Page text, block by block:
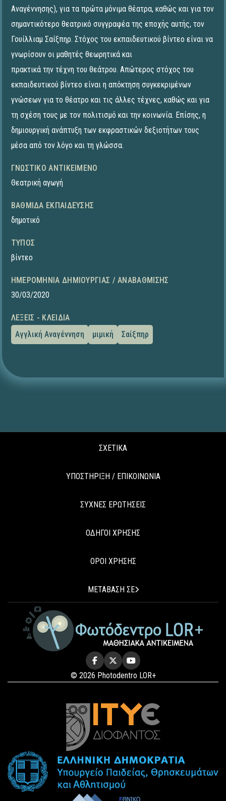
Αναγέννησης), για τα πρώτα μόνιμα θέατρα, καθώς και για τον
σημαντικότερο θεατρικό συγγραφέα της εποχής αυτής, τον
Γουίλλιαμ Σαίξπηρ. Στόχος του εκπαιδευτικού βίντεο είναι να
γνωρίσουν οι μαθητές θεωρητικά και
πρακτικά την τέχνη του θεάτρου. Απώτερος στόχος του
εκπαιδευτικού βίντεο είναι η απόκτηση συγκεκριμένων
γνώσεων για το θέατρο και τις άλλες τέχνες, καθώς και για
τη σχέση τους με τον πολιτισμό και την κοινωνία. Επίσης, η
δημιουργική ανάπτυξη των εκφραστικών δεξιοτήτων τους
μέσα από τον λόγο και τη γλώσσα.
ΓΝΩΣΤΙΚΌ ΑΝΤΙΚΕΊΜΕΝΟ
Θεατρική αγωγή
ΒΑΘΜΊΔΑ ΕΚΠΑΊΔΕΥΣΗΣ
δημοτικό
ΤΎΠΟΣ
βίντεο
ΗΜΕΡΟΜΗΝΊΑ ΔΗΜΙΟΥΡΓΊΑΣ / ΑΝΑΒΆΘΜΙΣΗΣ
30/03/2020
ΛΈΞΕΙΣ - ΚΛΕΙΔΙΆ
Αγγλική Αναγέννηση
μιμική Σαίξπηρ
ΣΧΕΤΙΚΑ
ΥΠΟΣΤΗΡΙΞΗ / ΕΠΙΚΟΙΝΩΝΙΑ
ΣΥΧΝΕΣ ΕΡΩΤΗΣΕΙΣ
ΟΔΗΓΟΙ ΧΡΗΣΗΣ
ΟΡΟΙ ΧΡΗΣΗΣ
ΜΕΤΑΒΑΣΗ ΣΕ
© 2026 Photodentro LOR+